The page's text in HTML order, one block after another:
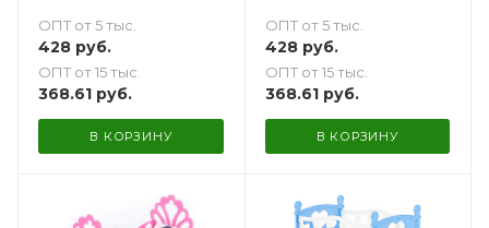
голубая)
ОПТ от 5 тыс.
428 руб.
ОПТ от 15 тыс.
368.61 руб.
В КОРЗИНУ
(коричневая)
ОПТ от 5 тыс.
428руб.
ОПТ от 15 тыс.
368.61руб.
В КОРЗИНУ